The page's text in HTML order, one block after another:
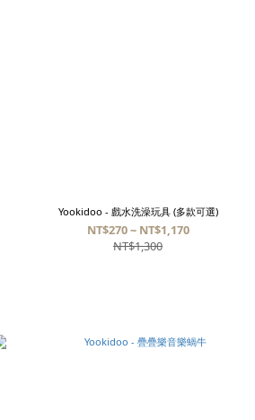
Yookidoo - 戲水洗澡玩具 (多款可選)
NT$270 ~ NT$1,170
NT$1,300